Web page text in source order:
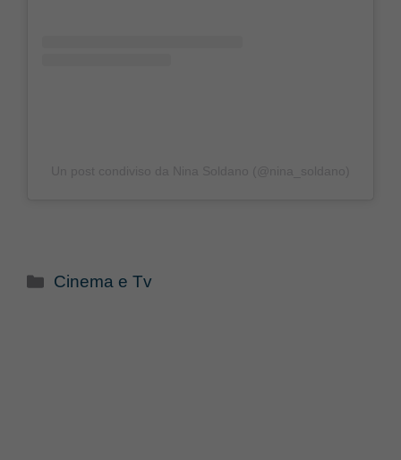
Categorie
Cinema e Tv